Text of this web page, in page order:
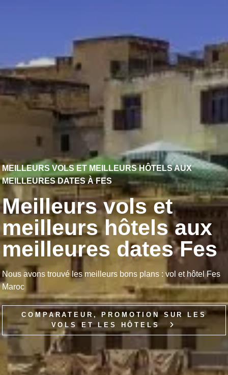
MEILLEURS VOLS ET MEILLEURS HÔTELS AUX
MEILLEURES DATES À FES
Meilleurs vols et
meilleurs hôtels aux
meilleures dates Fes
Nous avons trouvé les meilleurs bons plans : vol et hôtel Fes
Maroc
COMPARATEUR, PROMOTION SUR LES
VOLS ET LES HÔTELS